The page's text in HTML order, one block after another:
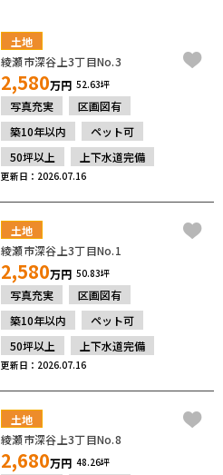
土地
綾瀬市深谷上3丁目No.3
2,580万円 52.63坪
写真充実
区画図有
築10年以内
ペット可
50坪以上
上下水道完備
更新日：2026.07.16
土地
綾瀬市深谷上3丁目No.1
2,580万円 50.83坪
写真充実
区画図有
築10年以内
ペット可
50坪以上
上下水道完備
更新日：2026.07.16
土地
綾瀬市深谷上3丁目No.8
2,680万円 48.26坪